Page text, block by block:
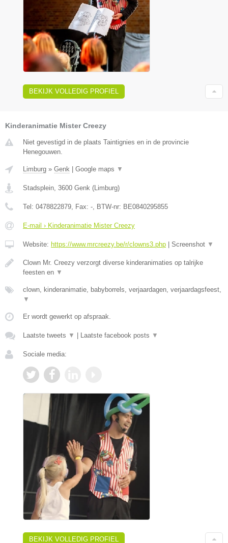
BEKIJK VOLLEDIG PROFIEL
Kinderanimatie Mister Creezy
Niet gevestigd in de plaats Taintignies en in de provincie
Henegouwen.
Limburg » Genk Google maps ▼
Stadsplein, 3600 Genk (Limburg)
Tel: 0478822879, Fax: -, BTW-nr: BE0840295855
E-mail › Kinderanimatie Mister Creezy
Website: https://www.mrcreezy.be/r/clowns3.php Screenshot ▼
Clown Mr. Creezy verzorgt diverse kinderanimaties op talrijke
feesten en ▼
clown, kinderanimatie, babyborrels, verjaardagen, verjaardagsfeest,
▼
Er wordt gewerkt op afspraak.
Laatste tweets ▼ Laatste facebook posts ▼
Sociale media:
BEKIJK VOLLEDIG PROFIEL